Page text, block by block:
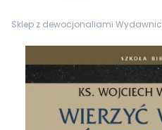
Sklep z dewocjonaliami